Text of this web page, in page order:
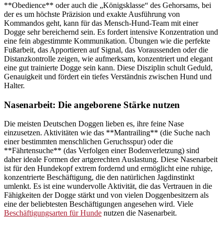
**Obedience** oder auch die „Königsklasse“ des Gehorsams, bei
der es um höchste Präzision und exakte Ausführung von
Kommandos geht, kann für das Mensch-Hund-Team mit einer
Dogge sehr bereichernd sein. Es fordert intensive Konzentration und
eine fein abgestimmte Kommunikation. Übungen wie die perfekte
Fußarbeit, das Apportieren auf Signal, das Voraussenden oder die
Distanzkontrolle zeigen, wie aufmerksam, konzentriert und elegant
eine gut trainierte Dogge sein kann. Diese Disziplin schult Geduld,
Genauigkeit und fördert ein tiefes Verständnis zwischen Hund und
Halter.
Nasenarbeit: Die angeborene Stärke nutzen
Die meisten Deutschen Doggen lieben es, ihre feine Nase
einzusetzen. Aktivitäten wie das **Mantrailing** (die Suche nach
einer bestimmten menschlichen Geruchsspur) oder die
**Fährtensuche** (das Verfolgen einer Bodenverletzung) sind
daher ideale Formen der artgerechten Auslastung. Diese Nasenarbeit
ist für den Hundekopf extrem fordernd und ermöglicht eine ruhige,
konzentrierte Beschäftigung, die den natürlichen Jagdinstinkt
umlenkt. Es ist eine wundervolle Aktivität, die das Vertrauen in die
Fähigkeiten der Dogge stärkt und von vielen Doggenbesitzern als
eine der beliebtesten Beschäftigungen angesehen wird. Viele
Beschäftigungsarten für Hunde nutzen die Nasenarbeit.